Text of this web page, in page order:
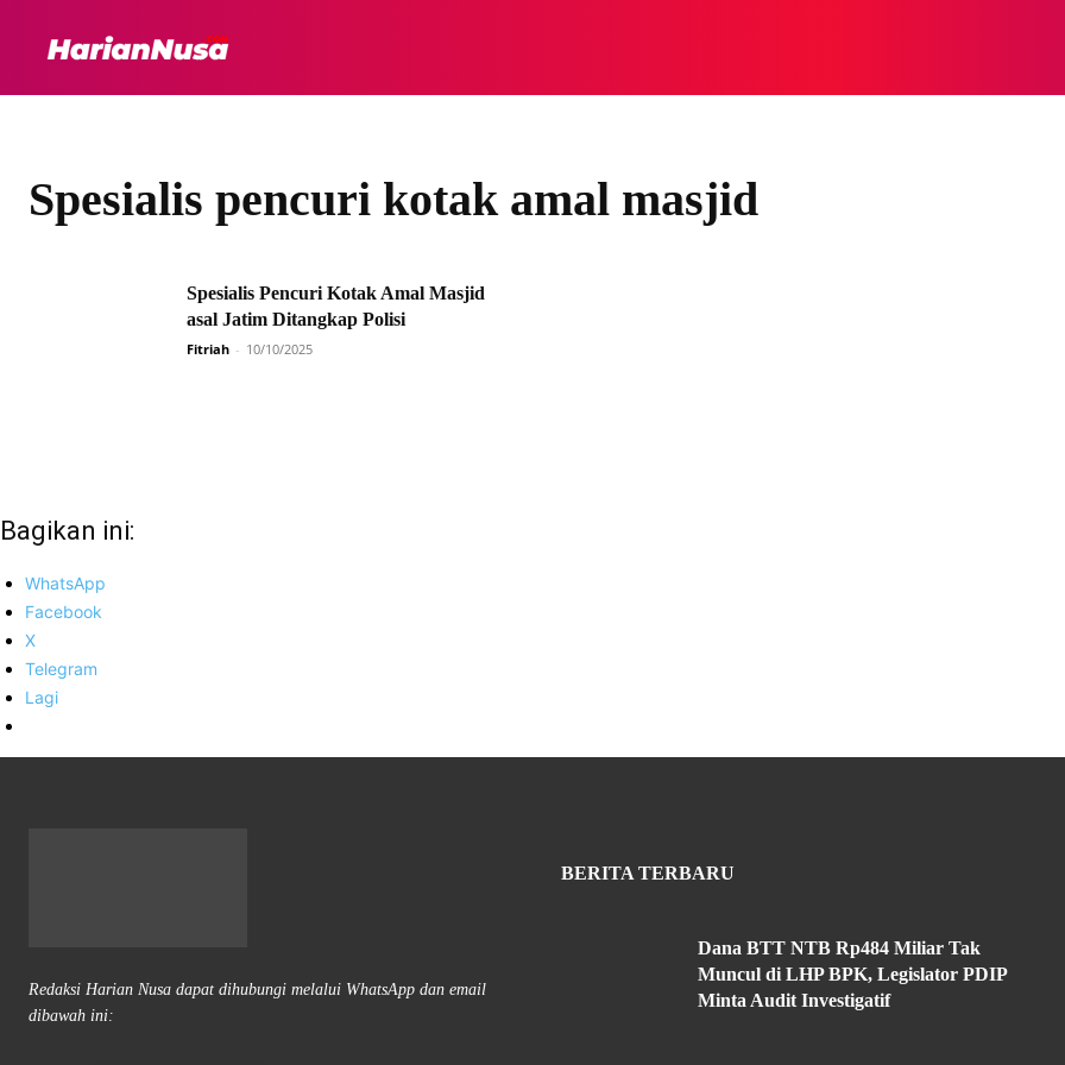
Spesialis pencuri kotak amal masjid
Spesialis Pencuri Kotak Amal Masjid
asal Jatim Ditangkap Polisi
Fitriah - 10/10/2025
Bagikan ini:
WhatsApp
Facebook
X
Telegram
Lagi
Redaksi Harian Nusa dapat dihubungi melalui WhatsApp dan email
dibawah ini:
BERITA TERBARU
Dana BTT NTB Rp484 Miliar Tak
Muncul di LHP BPK, Legislator PDIP
Minta Audit Investigatif